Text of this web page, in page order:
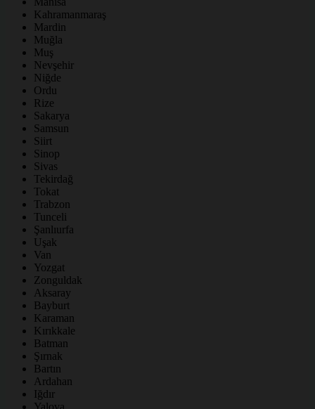
Kahramanmaraş
Mardin
Muğla
Muş
Nevşehir
Niğde
Ordu
Rize
Sakarya
Samsun
Siirt
Sinop
Sivas
Tekirdağ
Tokat
Trabzon
Tunceli
Şanlıurfa
Uşak
Van
Yozgat
Zonguldak
Aksaray
Bayburt
Karaman
Kırıkkale
Batman
Şırnak
Bartın
Ardahan
Iğdır
Yalova